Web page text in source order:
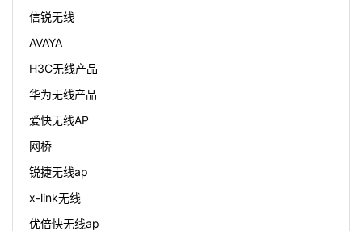
信锐无线
AVAYA
H3C无线产品
华为无线产品
爱快无线AP
网桥
锐捷无线ap
x-link无线
优倍快无线ap